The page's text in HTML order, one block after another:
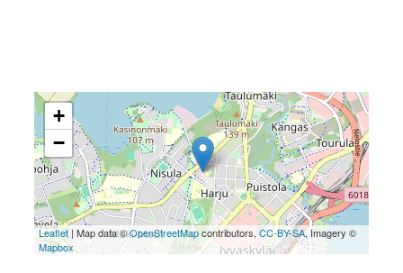
+
−
Leaflet| Map data ©OpenStreetMapcontributors,CC-BY-SA, Imagery ©
Mapbox